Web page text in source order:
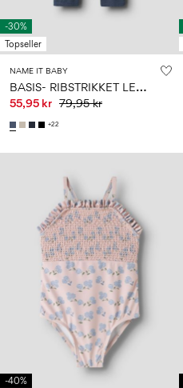
-30%
Topseller
NAME IT BABY
B
ASIS- RIBSTRIKKET LEGGINGS
55,95 kr 79,95 kr
+22
-40%